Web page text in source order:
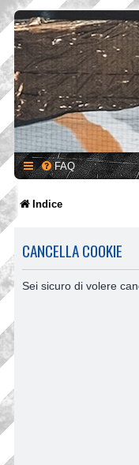
FAQ
Indice
CANCELLA COOKIE
Sei sicuro di volere